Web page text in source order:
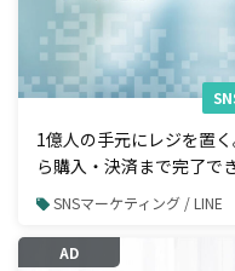
1億人の手元にレジを置
ら購入・決済まで完了で
SNSマーケティング / LINE
AD